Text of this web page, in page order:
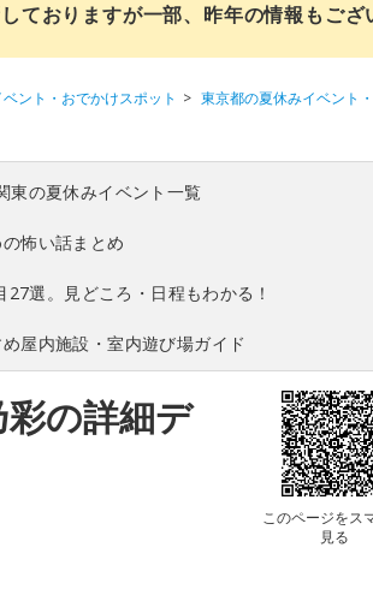
ておりますが一部、昨年の情報もござ
ント・おでかけスポット 東京都の夏休みイベント
東の夏休みイベント一覧
怖い話まとめ
27選。見どころ・日程もわかる！
屋内施設・室内遊び場ガイド
の詳細デ
このページをス
見る